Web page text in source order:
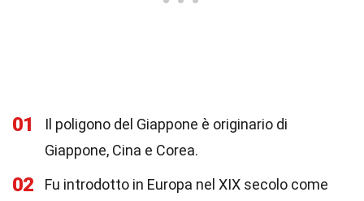
01
Il poligono del Giappone è originario di
Giappone, Cina e Corea.
02
Fu introdotto in Europa nel XIX secolo come